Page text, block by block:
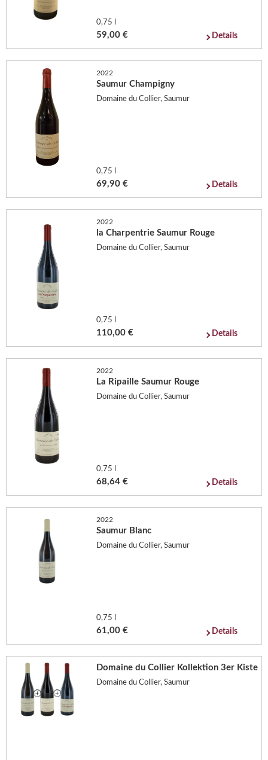
0,75 l
59,00 € Details
2022
Saumur Champigny
Domaine du Collier, Saumur
0,75 l
69,90 € Details
2022
la Charpentrie Saumur Rouge
Domaine du Collier, Saumur
0,75 l
110,00 € Details
2022
La Ripaille Saumur Rouge
Domaine du Collier, Saumur
0,75 l
68,64 € Details
2022
Saumur Blanc
Domaine du Collier, Saumur
0,75 l
61,00 € Details
Domaine du Collier Kollektion 3er Kiste
Domaine du Collier, Saumur